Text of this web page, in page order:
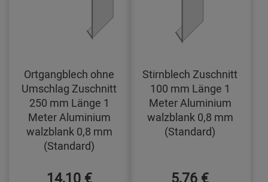
Ortgangblech ohne
Umschlag Zuschnitt
250 mm Länge 1
Meter Aluminium
walzblank 0,8 mm
(Standard)
14,10 €
Stirnblech Zuschnitt
100 mm Länge 1
Meter Aluminium
walzblank 0,8 mm
(Standard)
5,76 €